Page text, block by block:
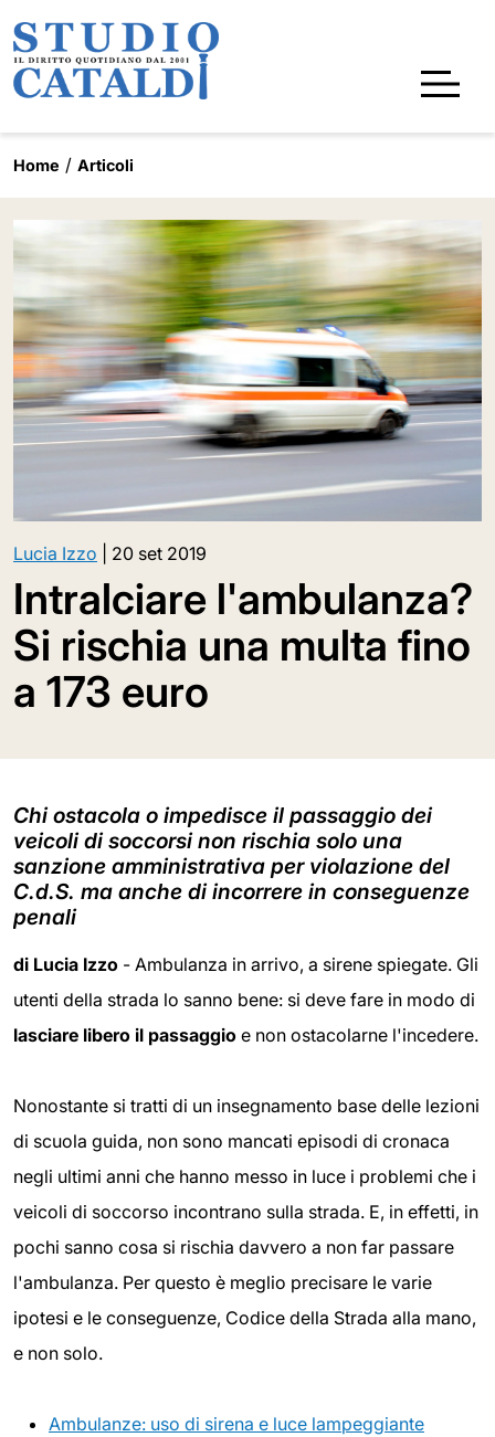
Home Articoli
Lucia Izzo 20 set 2019
Intralciare l'ambulanza?
Si rischia una multa fino
a 173 euro
Chi ostacola o impedisce il passaggio dei
veicoli di soccorsi non rischia solo una
sanzione amministrativa per violazione del
C.d.S. ma anche di incorrere in conseguenze
penali
di Lucia Izzo - Ambulanza in arrivo, a sirene spiegate. Gli
utenti della strada lo sanno bene: si deve fare in modo di
lasciare libero il passaggio e non ostacolarne l'incedere.
Nonostante si tratti di un insegnamento base delle lezioni
di scuola guida, non sono mancati episodi di cronaca
negli ultimi anni che hanno messo in luce i problemi che i
veicoli di soccorso incontrano sulla strada. E, in effetti, in
pochi sanno cosa si rischia davvero a non far passare
l'ambulanza. Per questo è meglio precisare le varie
ipotesi e le conseguenze, Codice della Strada alla mano,
e non solo.
Ambulanze: uso di sirena e luce lampeggiante